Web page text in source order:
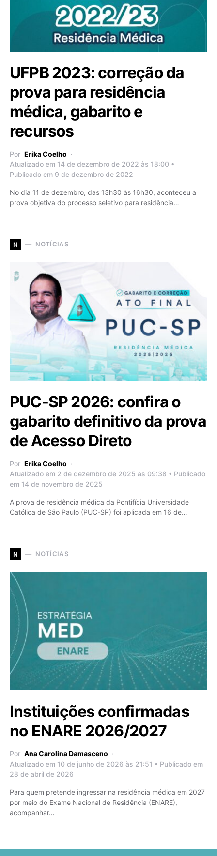
UFPB 2023: correção da
prova para residência
médica, gabarito e
recursos
Por Erika Coelho
Atualizado em 14 de dezembro de 2022 às 18:00 •
Publicado em 9 de dezembro de 2022
No dia 11 de dezembro, das 13h30 às 16h30, aconteceu a
prova objetiva do processo seletivo para residência…
N NOTÍCIAS
PUC-SP 2026: confira o
gabarito definitivo da prova
de Acesso Direto
Por Erika Coelho
Atualizado em 2 de dezembro de 2025 às 09:38 • Publicado
em 14 de novembro de 2025
A prova de residência médica da Pontifícia Universidade
Católica de São Paulo (PUC-SP) foi aplicada em 16 de…
N NOTÍCIAS
Instituições confirmadas
no ENARE 2026/2027
Por Ana Carolina Damasceno
Atualizado em 10 de junho de 2026 às 21:51 • Publicado em
28 de abril de 2026
Para quem pretende ingressar na residência médica em 2027
por meio do Exame Nacional de Residência (ENARE),
acompanhar…